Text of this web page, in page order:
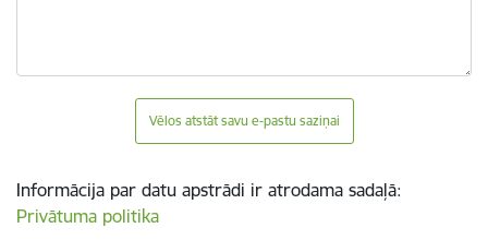
Vēlos atstāt savu e-pastu saziņai
Informācija par datu apstrādi ir atrodama sadaļā:
Privātuma politika